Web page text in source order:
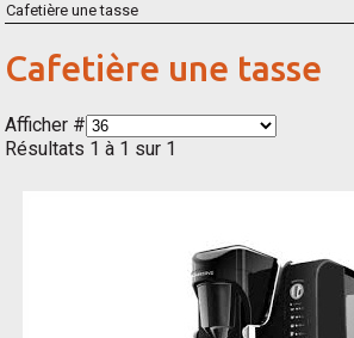
Cafetière une tasse
Cafetière une tasse
Afficher #
Résultats 1 à 1 sur 1